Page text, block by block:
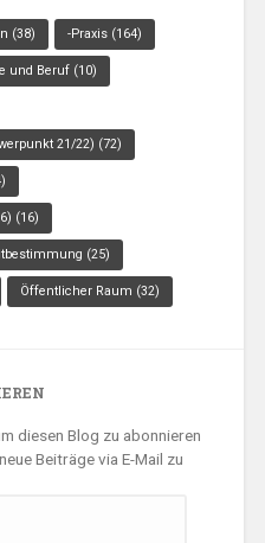
(38) -Praxis(164)
und Beruf(10)
21/22) (72)
(16)
(25)
Öffentlicher Raum (32)
diesen Blog zu abonnieren
Beiträge via E-Mail zu